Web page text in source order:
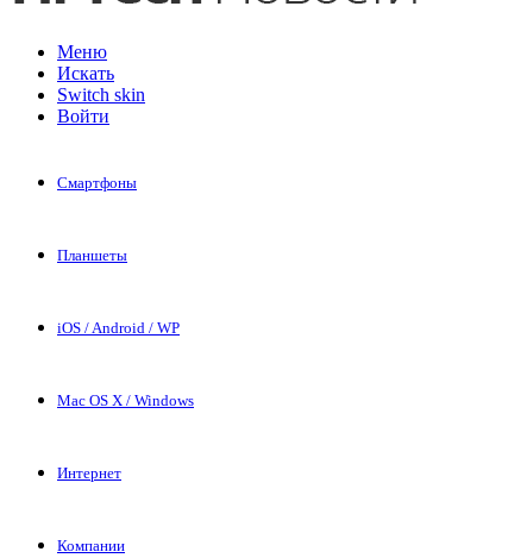
Меню
Искать
Switch skin
Войти
Смартфоны
Планшеты
iOS / Android / WP
Mac OS X / Windows
Интернет
Компании